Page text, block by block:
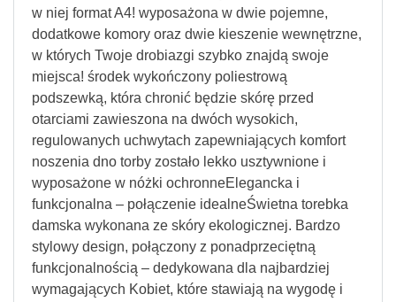
w niej format A4! wyposażona w dwie pojemne,
dodatkowe komory oraz dwie kieszenie wewnętrzne,
w których Twoje drobiazgi szybko znajdą swoje
miejsca! środek wykończony poliestrową
podszewką, która chronić będzie skórę przed
otarciami zawieszona na dwóch wysokich,
regulowanych uchwytach zapewniających komfort
noszenia dno torby zostało lekko usztywnione i
wyposażone w nóżki ochronneElegancka i
funkcjonalna – połączenie idealneŚwietna torebka
damska wykonana ze skóry ekologicznej. Bardzo
stylowy design, połączony z ponadprzeciętną
funkcjonalnością – dedykowana dla najbardziej
wymagających Kobiet, które stawiają na wygodę i